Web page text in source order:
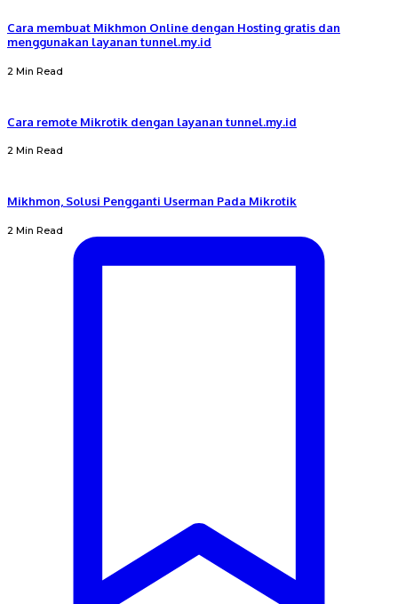
Cara membuat Mikhmon Online dengan Hosting gratis dan
menggunakan layanan tunnel.my.id
2 Min Read
Cara remote Mikrotik dengan layanan tunnel.my.id
2 Min Read
Mikhmon, Solusi Pengganti Userman Pada Mikrotik
2 Min Read